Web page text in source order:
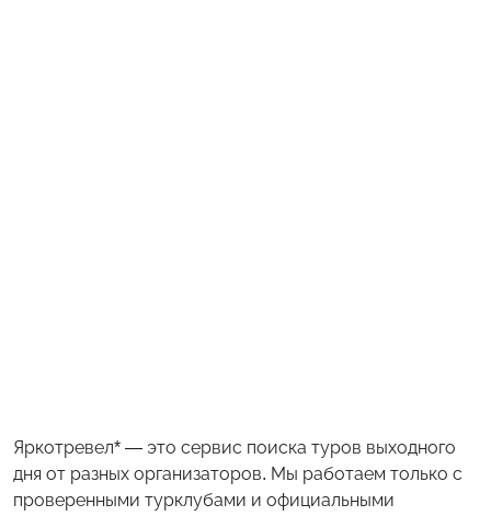
Яркотревел* — это сервис поиска туров выходного
дня от разных организаторов. Мы работаем только с
проверенными турклубами и официальными